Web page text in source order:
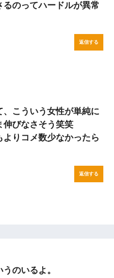
のってハードルが異常
返信する
こういう女性が単純に
伸びなさそう笑笑
りコメ数少なかったら
返信する
のいるよ。